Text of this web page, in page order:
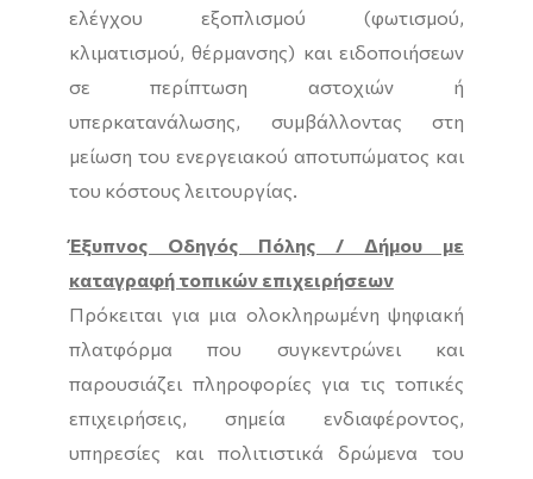
ελέγχου εξοπλισμού (φωτισμού,
κλιματισμού, θέρμανσης) και ειδοποιήσεων
σε περίπτωση αστοχιών ή
υπερκατανάλωσης, συμβάλλοντας στη
μείωση του ενεργειακού αποτυπώματος και
του κόστους λειτουργίας.
Έξυπνος Οδηγός Πόλης / Δήμου με
καταγραφή τοπικών επιχειρήσεων
Πρόκειται για μια ολοκληρωμένη ψηφιακή
πλατφόρμα που συγκεντρώνει και
παρουσιάζει πληροφορίες για τις τοπικές
επιχειρήσεις, σημεία ενδιαφέροντος,
υπηρεσίες και πολιτιστικά δρώμενα του